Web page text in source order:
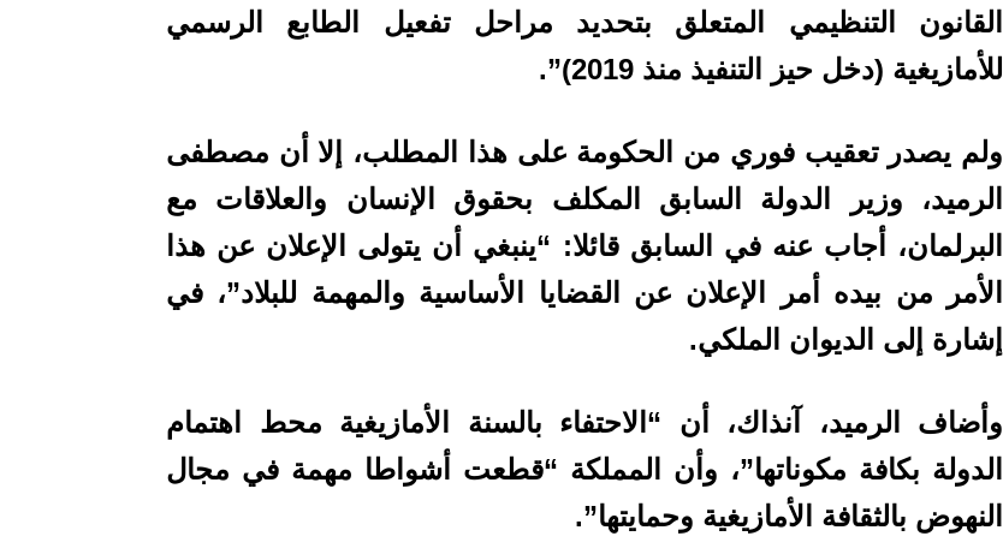
القانون التنظيمي المتعلق بتحديد مراحل تفعيل الطابع الرسمي
للأمازيغية (دخل حيز التنفيذ منذ 2019)”.
ولم يصدر تعقيب فوري من الحكومة على هذا المطلب، إلا أن مصطفى
الرميد، وزير الدولة السابق المكلف بحقوق الإنسان والعلاقات مع
البرلمان، أجاب عنه في السابق قائلا: “ينبغي أن يتولى الإعلان عن هذا
الأمر من بيده أمر الإعلان عن القضايا الأساسية والمهمة للبلاد”، في
إشارة إلى الديوان الملكي.
وأضاف الرميد، آنذاك، أن “الاحتفاء بالسنة الأمازيغية محط اهتمام
الدولة بكافة مكوناتها”، وأن المملكة “قطعت أشواطا مهمة في مجال
النهوض بالثقافة الأمازيغية وحمايتها”.